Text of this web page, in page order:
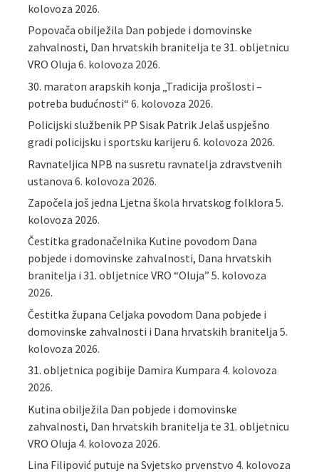
kolovoza 2026.
Popovača obilježila Dan pobjede i domovinske
zahvalnosti, Dan hrvatskih branitelja te 31. obljetnicu
VRO Oluja 6. kolovoza 2026.
30. maraton arapskih konja „Tradicija prošlosti –
potreba budućnosti“ 6. kolovoza 2026.
Policijski službenik PP Sisak Patrik Jelaš uspješno
gradi policijsku i sportsku karijeru 6. kolovoza 2026.
Ravnateljica NPB na susretu ravnatelja zdravstvenih
ustanova 6. kolovoza 2026.
Započela još jedna Ljetna škola hrvatskog folklora 5.
kolovoza 2026.
Čestitka gradonačelnika Kutine povodom Dana
pobjede i domovinske zahvalnosti, Dana hrvatskih
branitelja i 31. obljetnice VRO “Oluja” 5. kolovoza
2026.
Čestitka župana Celjaka povodom Dana pobjede i
domovinske zahvalnosti i Dana hrvatskih branitelja 5.
kolovoza 2026.
31. obljetnica pogibije Damira Kumpara 4. kolovoza
2026.
Kutina obilježila Dan pobjede i domovinske
zahvalnosti, Dan hrvatskih branitelja te 31. obljetnicu
VRO Oluja 4. kolovoza 2026.
Lina Filipović putuje na Svjetsko prvenstvo 4. kolovoza